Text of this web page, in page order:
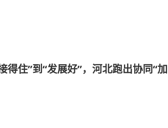
得住”到“发展好”，河北跑出协同“加